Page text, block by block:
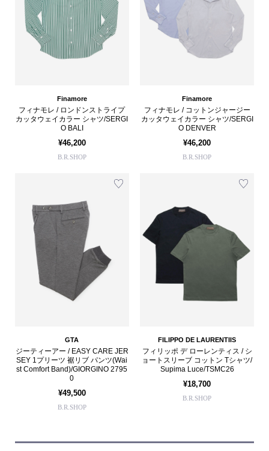
Finamore
フィナモレ / ロンドンストライプ
カッタウェイカラー シャツ/SERGI
O BALI
¥46,200
B.R.SHOP
Finamore
フィナモレ / コットンジャージー
カッタウェイカラー シャツ/SERGI
O DENVER
¥46,200
B.R.SHOP
GTA
ジーティーアー / EASY CARE JER
SEY 1プリーツ 裾リブ パンツ(Wai
st Comfort Band)/GIORGINO 2795
0
¥49,500
B.R.SHOP
FILIPPO DE LAURENTIIS
フィリッポ デ ローレンティス / シ
ョートスリーブ コットン Tシャツ/
Supima Luce/TSMC26
¥18,700
B.R.SHOP